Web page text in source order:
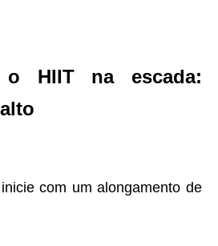
o HIIT na escada:
inicie com um alongamento de